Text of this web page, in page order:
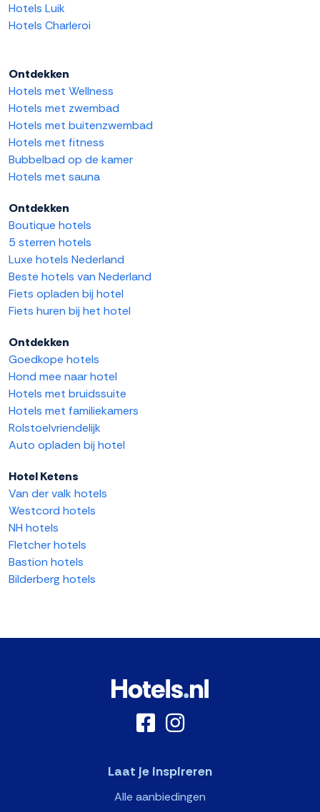
Hotels Luik
Hotels Charleroi
Ontdekken
Hotels met Wellness
Hotels met zwembad
Hotels met buitenzwembad
Hotels met fitness
Bubbelbad op de kamer
Hotels met sauna
Ontdekken
Boutique hotels
5 sterren hotels
Luxe hotels Nederland
Beste hotels van Nederland
Fiets opladen bij hotel
Fiets huren bij het hotel
Ontdekken
Goedkope hotels
Hond mee naar hotel
Hotels met bruidssuite
Hotels met familiekamers
Rolstoelvriendelijk
Auto opladen bij hotel
Hotel Ketens
Van der valk hotels
Westcord hotels
NH hotels
Fletcher hotels
Bastion hotels
Bilderberg hotels
Laat je inspireren
Alle aanbiedingen